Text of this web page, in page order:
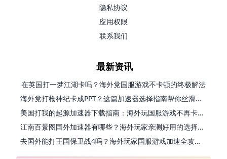
隐私协议
应用权限
联系我们
最新资讯
在英国打一梦江湖卡吗？海外党国服游戏不卡顿的终极解法
海外党打枪神纪卡成PPT？这篇加速器选择指南帮你丝滑上分
美国打我的起源加速器下载指南：海外玩国服游戏不再卡的终极方案
江南百景图国外加速器有哪些？海外玩家亲测好用的选择与避坑指南
去国外能打王国保卫战4吗？海外玩家国服游戏加速全攻略（附公主连结幻想江湖实测）